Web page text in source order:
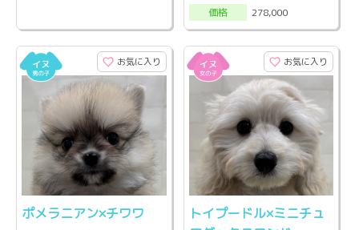
価格
278,000
お気に入り
ポメラニアン×チワワ
お気に入り
トイプードル×ミニチュ